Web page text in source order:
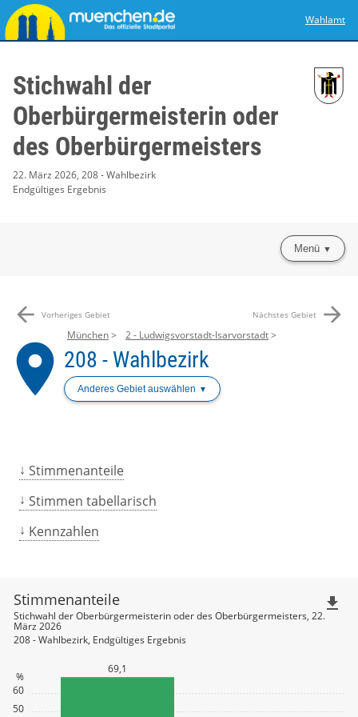
Wahlamt
Stichwahl der
Oberbürgermeisterin oder
des Oberbürgermeisters
22. März 2026, 208 - Wahlbezirk
Endgültiges Ergebnis
Menü
arrow_back Vorheriges Gebiet Nächstes Gebiet arrow_forward
place
München 2 - Ludwigsvorstadt-Isarvorstadt
208 - Wahlbezirk
Anderes Gebiet auswählen
Stimmenanteile
Stimmen tabellarisch
Kennzahlen
50
60
%
69,1
Stimmenanteile
Stichwahl der Oberbürgermeisterin oder des Oberbürgermeisters, 22.
März 2026
208 - Wahlbezirk, Endgültiges Ergebnis
file_download